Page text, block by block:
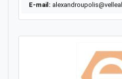
E-mail: